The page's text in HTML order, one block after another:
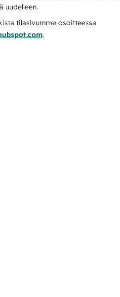
uudelleen.
tilasivumme osoitteessa
.